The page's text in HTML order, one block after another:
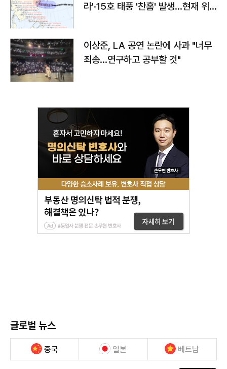
라'·15호 태풍 '찬홈' 발생…현재 위
이상준, LA 공연 논란에 사과 "너무
죄송…연구하고 공부할 것"
글로벌 뉴스
중국 일본 베트남